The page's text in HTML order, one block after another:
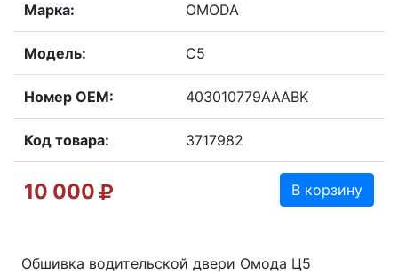
Марка: OMODA
Модель: C5
Номер OEM: 403010779AAABK
Код товара: 3717982
10 000 В корзину
Обшивка водительской двери Омода Ц5